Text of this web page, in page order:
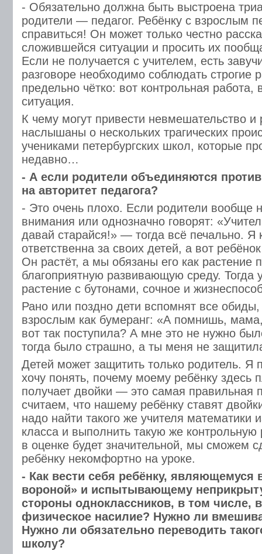
- Обязательно должна быть выстроена
родители — педагог. Ребёнку с взрослым
справиться! Он может только честно
сложившейся ситуации и просить их
Если не получается с учителем, есть
разговоре необходимо соблюдать строгие
предельно чётко: вот контрольная работа,
ситуация.
К чему могут привести невмешательство
наслышаны о нескольких трагических
учениками петербургских школ, которые
недавно…
- А если родители объединяются против
на авторитет педагога?
- Это очень плохо. Если родители вообще
внимания или однозначно говорят:
давай старайся!» — тогда всё печально. Я
ответственна за своих детей, а вот
Он растёт, а мы обязаны его как растение
благоприятную развивающую среду. Тогда
растение с бутонами, сочное и
Рано или поздно дети вспомнят все обиды,
взрослым как бумеранг: «А помнишь,
вот так поступила? А мне это не нужно
тогда было страшно, а ты меня не
Детей может защитить только родитель.
хочу понять, почему моему ребёнку здесь
получает двойки — это самая правильная
считаем, что нашему ребёнку ставят
надо найти такого же учителя математики
класса и выполнить такую же контрольную
в оценке будет значительной, мы сможем
ребёнку некомфортно на уроке.
- Как вести себя ребёнку, являющемуся
вороной» и испытывающему
стороны одноклассников, в том числе,
физическое насилие? Нужно ли
Нужно ли обязательно переводить
школу?